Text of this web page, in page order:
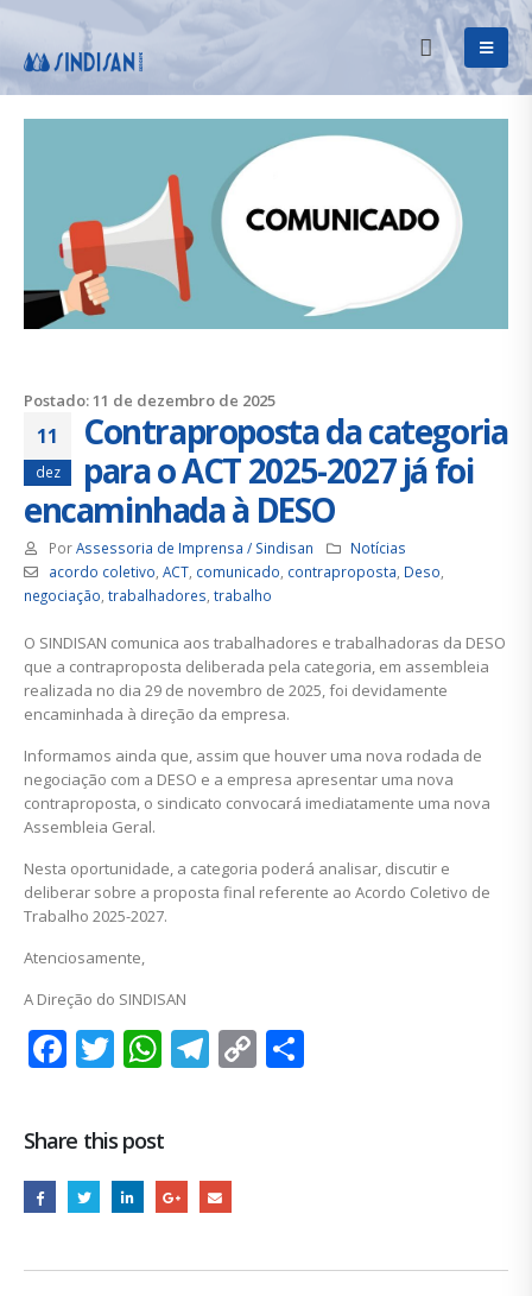
Postado: 11 de dezembro de 2025
11
dez
Contraproposta da categoria
para o ACT 2025-2027 já foi
encaminhada à DESO
PorAssessoria de Imprensa / Sindisan
Notícias
acordo coletivo, ACT, comunicado, contraproposta, Deso,
negociação, trabalhadores, trabalho
O SINDISAN comunica aos trabalhadores e trabalhadoras da DESO
que a contraproposta deliberada pela categoria, em assembleia
realizada no dia 29 de novembro de 2025, foi devidamente
encaminhada à direção da empresa.
Informamos ainda que, assim que houver uma nova rodada de
negociação com a DESO e a empresa apresentar uma nova
contraproposta, o sindicato convocará imediatamente uma nova
Assembleia Geral.
Nesta oportunidade, a categoria poderá analisar, discutir e
deliberar sobre a proposta final referente ao Acordo Coletivo de
Trabalho 2025-2027.
Atenciosamente,
A Direção do SINDISAN
Facebook
Twitter
WhatsApp
Telegram
Copy
Share this post